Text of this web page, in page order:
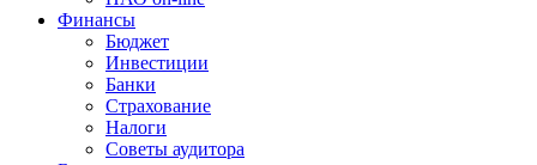
Финансы
Бюджет
Инвестиции
Банки
Страхование
Налоги
Советы аудитора